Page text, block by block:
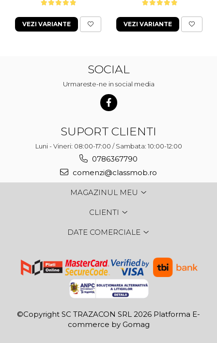
depozitare,roz pal
VEZI VARIANTE
depozitare,albastru
VEZI VARIANTE
SOCIAL
Urmareste-ne in social media
SUPORT CLIENTI
Luni - Vineri: 08:00-17:00 / Sambata: 10:00-12:00
0786367790
comenzi@classmob.ro
MAGAZINUL MEU
CLIENTI
DATE COMERCIALE
©Copyright SC TRAZACON SRL 2026 Platforma E-
commerce by Gomag